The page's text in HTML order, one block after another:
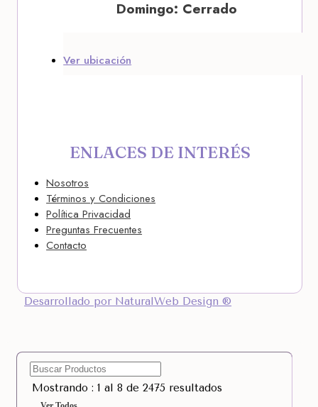
Domingo: Cerrado
Ver ubicación
ENLACES DE INTERÉS
Nosotros
Términos y Condiciones
Política Privacidad
Preguntas Frecuentes
Contacto
Desarrollado por NaturalWeb Design ®
Mostrando : 1 al 8 de 2475 resultados